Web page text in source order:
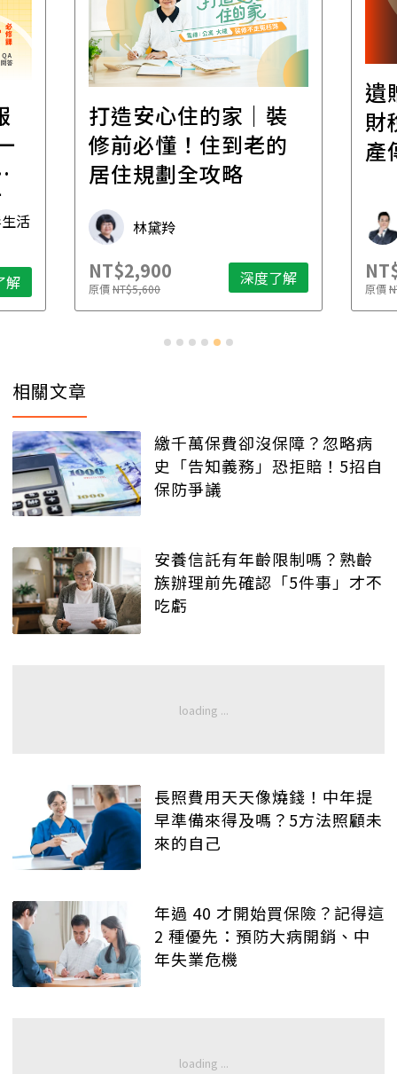
活
解
打造安心住的家｜裝
修前必懂！住到老的
居住規劃全攻略
林黛羚
NT$2,900
原價NT$5,600 深度了解
遺
財
產
原價
相關文章
繳千萬保費卻沒保障？忽略病
史「告知義務」恐拒賠！5招自
保防爭議
安養信託有年齡限制嗎？熟齡
族辦理前先確認「5件事」才不
吃虧
長照費用天天像燒錢！中年提
早準備來得及嗎？5方法照顧未
來的自己
年過 40 才開始買保險？記得這
2 種優先：預防大病開銷、中
年失業危機